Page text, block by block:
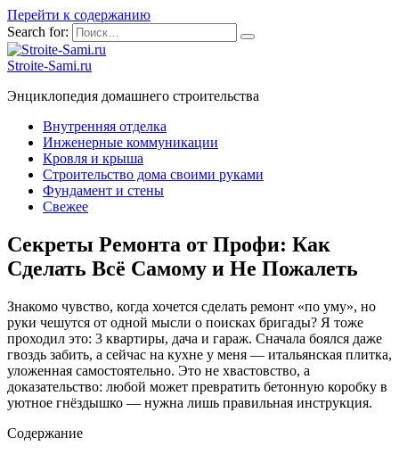
Перейти к содержанию
Search for:
Stroite-Sami.ru
Энциклопедия домашнего строительства
Внутренняя отделка
Инженерные коммуникации
Кровля и крыша
Строительство дома своими руками
Фундамент и стены
Свежее
Секреты Ремонта от Профи: Как
Сделать Всё Самому и Не Пожалеть
Знакомо чувство, когда хочется сделать ремонт «по уму», но
руки чешутся от одной мысли о поисках бригады? Я тоже
проходил это: 3 квартиры, дача и гараж. Сначала боялся даже
гвоздь забить, а сейчас на кухне у меня — итальянская плитка,
уложенная самостоятельно. Это не хвастовство, а
доказательство: любой может превратить бетонную коробку в
уютное гнёздышко — нужна лишь правильная инструкция.
Содержание